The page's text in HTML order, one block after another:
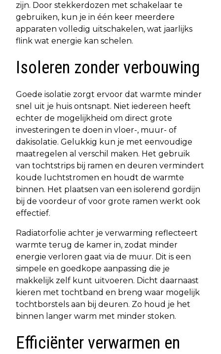
zijn. Door stekkerdozen met schakelaar te
gebruiken, kun je in één keer meerdere
apparaten volledig uitschakelen, wat jaarlijks
flink wat energie kan schelen.
Isoleren zonder verbouwing
Goede isolatie zorgt ervoor dat warmte minder
snel uit je huis ontsnapt. Niet iedereen heeft
echter de mogelijkheid om direct grote
investeringen te doen in vloer-, muur- of
dakisolatie. Gelukkig kun je met eenvoudige
maatregelen al verschil maken. Het gebruik
van tochtstrips bij ramen en deuren vermindert
koude luchtstromen en houdt de warmte
binnen. Het plaatsen van een isolerend gordijn
bij de voordeur of voor grote ramen werkt ook
effectief.
Radiatorfolie achter je verwarming reflecteert
warmte terug de kamer in, zodat minder
energie verloren gaat via de muur. Dit is een
simpele en goedkope aanpassing die je
makkelijk zelf kunt uitvoeren. Dicht daarnaast
kieren met tochtband en breng waar mogelijk
tochtborstels aan bij deuren. Zo houd je het
binnen langer warm met minder stoken.
Efficiënter verwarmen en